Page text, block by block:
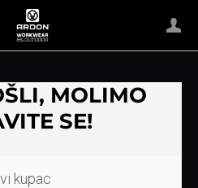
MOLIMO
SE!
kupac